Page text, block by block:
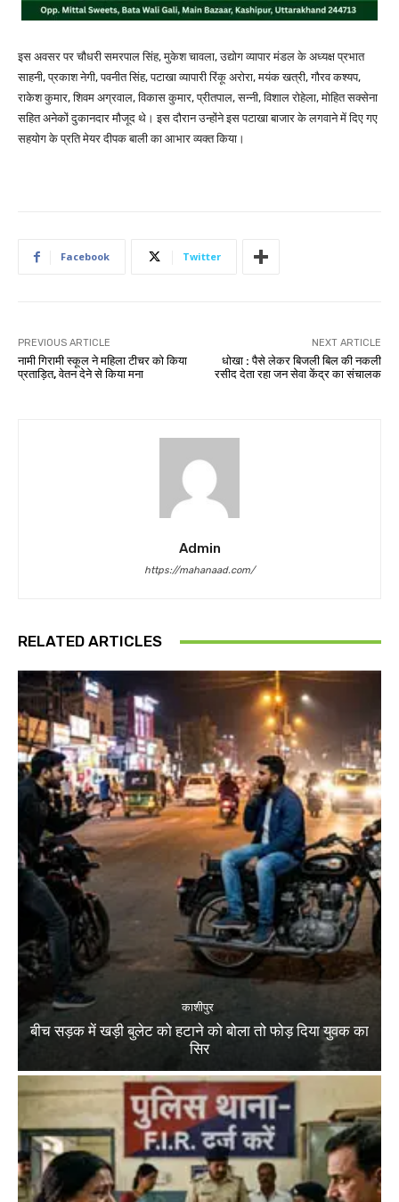
इस अवसर पर चौधरी समरपाल सिंह, मुकेश चावला, उद्योग व्यापार मंडल के अध्यक्ष प्रभात
साहनी, प्रकाश नेगी, पवनीत सिंह, पटाखा व्यापारी रिंकू अरोरा, मयंक खत्री, गौरव कश्यप,
राकेश कुमार, शिवम अग्रवाल, विकास कुमार, प्रीतपाल, सन्नी, विशाल रोहेला, मोहित सक्सेना
सहित अनेकों दुकानदार मौजूद थे। इस दौरान उन्होंने इस पटाखा बाजार के लगवाने में दिए गए
सहयोग के प्रति मेयर दीपक बाली का आभार व्यक्त किया।
Facebook Twitter
PREVIOUS ARTICLE
नामी गिरामी स्कूल ने महिला टीचर को किया
प्रताड़ित, वेतन देने से किया मना
NEXT ARTICLE
धोखा : पैसे लेकर बिजली बिल की नकली
रसीद देता रहा जन सेवा केंद्र का संचालक
Admin
https://mahanaad.com/
RELATED ARTICLES
काशीपुर
बीच सड़क में खड़ी बुलेट को हटाने को बोला तो फोड़ दिया युवक का
सिर